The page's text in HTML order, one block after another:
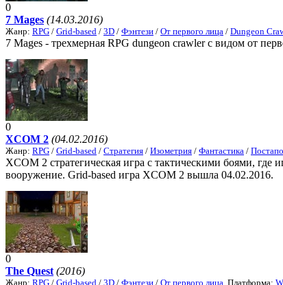
0
7 Mages (14.03.2016)
Жанр: RPG / Grid-based / 3D / Фэнтези / От первого лица / Dungeon
7 Mages - трехмерная RPG dungeon crawler с видом от
0
XCOM 2 (04.02.2016)
Жанр: RPG / Grid-based / Стратегия / Изометрия / Фантастика /
XCOM 2 стратегическая игра с тактическими боями,
вооружение. Grid-based игра XCOM 2 вышла 04.02.2016.
0
The Quest (2016)
Жанр: RPG / Grid-based / 3D / Фэнтези / От первого лица , Платформа: